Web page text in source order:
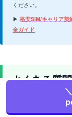
ください。
▶ 格安SIM/キャリア契
全ガイド
よくある質問